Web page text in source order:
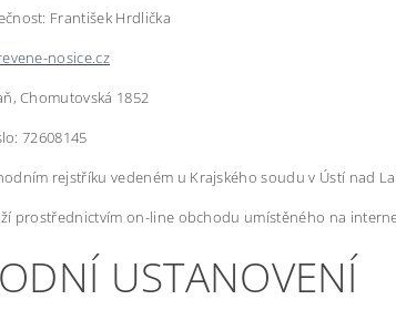
František Hrdlička
nosice.cz
Chomutovská 1852
72608145
rejstříku vedeném u Krajského soudu v Ústí nad
prostřednictvím on-line obchodu umístěného na
USTANOVENÍ